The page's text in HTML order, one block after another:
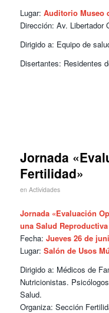
Lugar: Auditorio Museo
Dirección: Av. Libertador
Dirigido a: Equipo de
Disertantes: Residentes
Jornada
Fertilidad»
en Actividades
Jornada «Evaluación
una Salud
Fecha: Jueves 26 de
Lugar: Salón de Usos
Dirigido a: Médicos de
Nutricionistas.
Salud.
Organiza: Sección